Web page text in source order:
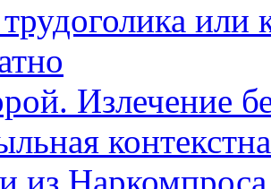
или
Излечение